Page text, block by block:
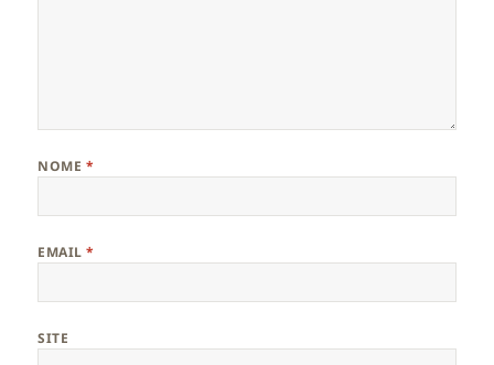
NOME *
EMAIL*
SITE